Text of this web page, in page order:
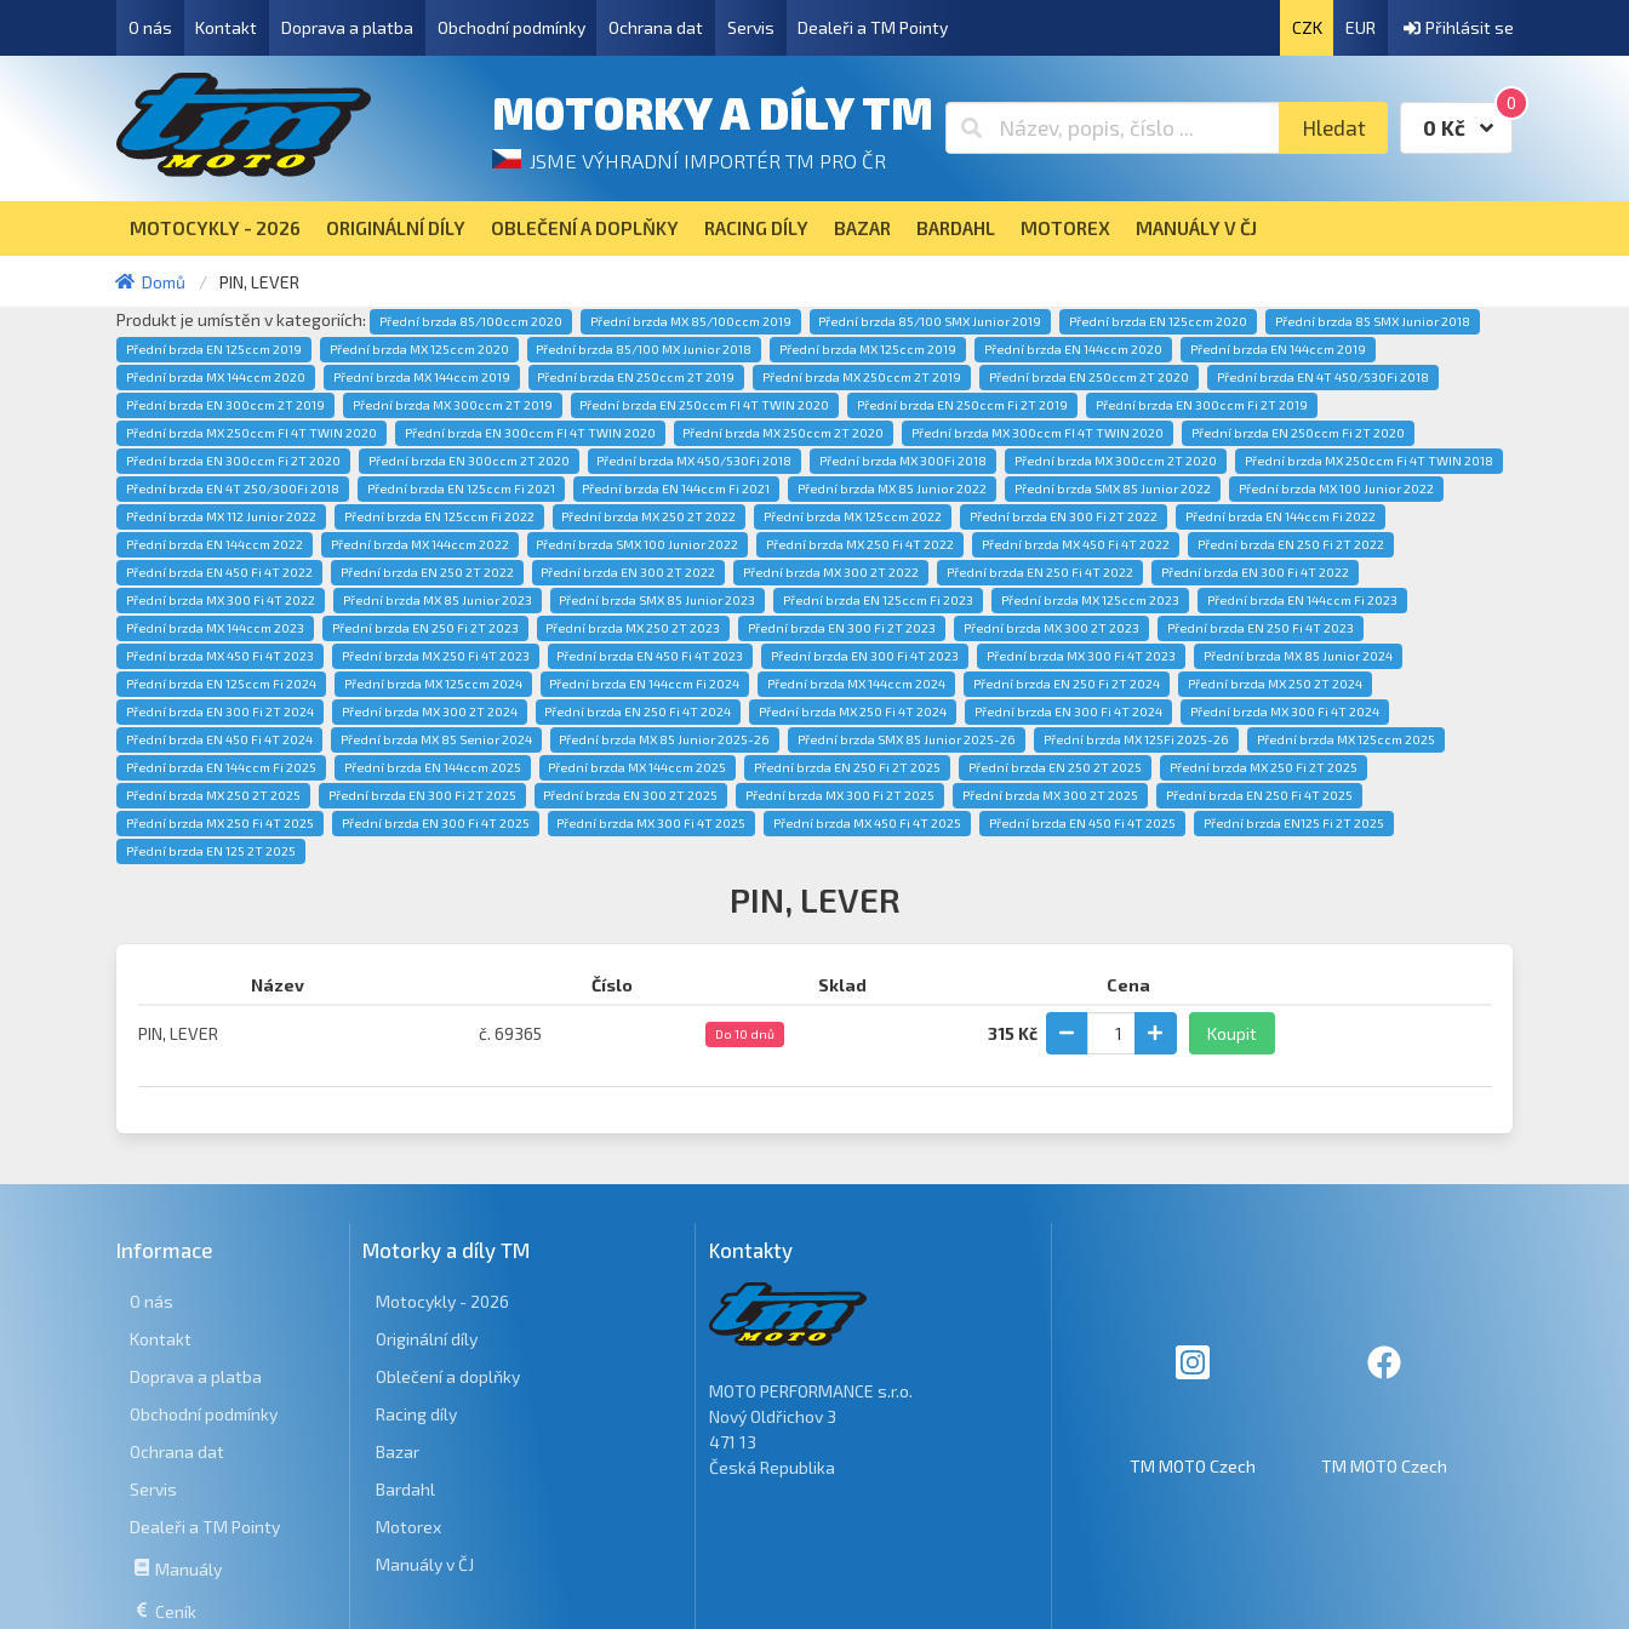
O nás Kontakt Doprava a platba Obchodní podmínky Ochrana dat Servis Dealeři a TM Pointy CZK EUR Přihlásit se
MOTORKY A DÍLY TM
JSME VÝHRADNÍ IMPORTÉR TM PRO ČR
Hledat
0
0 Kč
MOTOCYKLY - 2026 ORIGINÁLNÍ DÍLY OBLEČENÍ A DOPLŇKY RACING DÍLY BAZAR BARDAHL MOTOREX MANUÁLY V ČJ
Domů
PIN, LEVER
Produkt je umístěn v kategoriích:
Přední brzda 85/100ccm 2020 Přední brzda MX 85/100ccm 2019 Přední brzda 85/100 SMX Junior 2019 Přední brzda EN 125ccm 2020
Přední brzda 85 SMX Junior 2018
Přední brzda EN 125ccm 2019
Přední brzda MX 125ccm 2020 Přední brzda 85/100 MX Junior 2018 Přední brzda MX 125ccm 2019 Přední brzda EN 144ccm 2020
Přední brzda EN 144ccm 2019
Přední brzda MX 144ccm 2020
Přední brzda MX 144ccm 2019 Přední brzda EN 250ccm 2T 2019 Přední brzda MX 250ccm 2T 2019 Přední brzda EN 250ccm 2T 2020
Přední brzda EN 4T 450/530Fi 2018
Přední brzda EN 300ccm 2T 2019
Přední brzda MX 300ccm 2T 2019 Přední brzda EN 250ccm FI 4T TWIN 2020 Přední brzda EN 250ccm Fi 2T 2019
Přední brzda EN 300ccm Fi 2T 2019
Přední brzda MX 250ccm FI 4T TWIN 2020
Přední brzda EN 300ccm FI 4T TWIN 2020 Přední brzda MX 250ccm 2T 2020 Přední brzda MX 300ccm FI 4T TWIN 2020
Přední brzda EN 250ccm Fi 2T 2020
Přední brzda EN 300ccm Fi 2T 2020
Přední brzda EN 300ccm 2T 2020 Přední brzda MX 450/530Fi 2018 Přední brzda MX 300Fi 2018 Přední brzda MX 300ccm 2T 2020
Přední brzda MX 250ccm Fi 4T TWIN 2018
Přední brzda EN 4T 250/300Fi 2018
Přední brzda EN 125ccm Fi 2021 Přední brzda EN 144ccm Fi 2021 Přední brzda MX 85 Junior 2022 Přední brzda SMX 85 Junior 2022
Přední brzda MX 100 Junior 2022
Přední brzda MX 112 Junior 2022
Přední brzda EN 125ccm Fi 2022 Přední brzda MX 250 2T 2022 Přední brzda MX 125ccm 2022 Přední brzda EN 300 Fi 2T 2022
Přední brzda EN 144ccm Fi 2022
Přední brzda EN 144ccm 2022
Přední brzda MX 144ccm 2022 Přední brzda SMX 100 Junior 2022 Přední brzda MX 250 Fi 4T 2022 Přední brzda MX 450 Fi 4T 2022
Přední brzda EN 250 Fi 2T 2022
Přední brzda EN 450 Fi 4T 2022
Přední brzda EN 250 2T 2022 Přední brzda EN 300 2T 2022 Přední brzda MX 300 2T 2022 Přední brzda EN 250 Fi 4T 2022
Přední brzda EN 300 Fi 4T 2022
Přední brzda MX 300 Fi 4T 2022
Přední brzda MX 85 Junior 2023 Přední brzda SMX 85 Junior 2023 Přední brzda EN 125ccm Fi 2023 Přední brzda MX 125ccm 2023
Přední brzda EN 144ccm Fi 2023
Přední brzda MX 144ccm 2023
Přední brzda EN 250 Fi 2T 2023 Přední brzda MX 250 2T 2023 Přední brzda EN 300 Fi 2T 2023 Přední brzda MX 300 2T 2023
Přední brzda EN 250 Fi 4T 2023
Přední brzda MX 450 Fi 4T 2023
Přední brzda MX 250 Fi 4T 2023 Přední brzda EN 450 Fi 4T 2023 Přední brzda EN 300 Fi 4T 2023 Přední brzda MX 300 Fi 4T 2023
Přední brzda MX 85 Junior 2024
Přední brzda EN 125ccm Fi 2024
Přední brzda MX 125ccm 2024 Přední brzda EN 144ccm Fi 2024 Přední brzda MX 144ccm 2024 Přední brzda EN 250 Fi 2T 2024
Přední brzda MX 250 2T 2024
Přední brzda EN 300 Fi 2T 2024
Přední brzda MX 300 2T 2024 Přední brzda EN 250 Fi 4T 2024 Přední brzda MX 250 Fi 4T 2024 Přední brzda EN 300 Fi 4T 2024
Přední brzda MX 300 Fi 4T 2024
Přední brzda EN 450 Fi 4T 2024
Přední brzda MX 85 Senior 2024 Přední brzda MX 85 Junior 2025-26 Přední brzda SMX 85 Junior 2025-26 Přední brzda MX 125Fi 2025-26
Přední brzda MX 125ccm 2025
Přední brzda EN 144ccm Fi 2025
Přední brzda EN 144ccm 2025 Přední brzda MX 144ccm 2025 Přední brzda EN 250 Fi 2T 2025 Přední brzda EN 250 2T 2025
Přední brzda MX 250 Fi 2T 2025
Přední brzda MX 250 2T 2025
Přední brzda EN 300 Fi 2T 2025 Přední brzda EN 300 2T 2025 Přední brzda MX 300 Fi 2T 2025 Přední brzda MX 300 2T 2025
Přední brzda EN 250 Fi 4T 2025
Přední brzda MX 250 Fi 4T 2025
Přední brzda EN 300 Fi 4T 2025 Přední brzda MX 300 Fi 4T 2025 Přední brzda MX 450 Fi 4T 2025 Přední brzda EN 450 Fi 4T 2025
Přední brzda EN125 Fi 2T 2025
Přední brzda EN 125 2T 2025
PIN, LEVER
Název Číslo Sklad Cena
PIN, LEVER č. 69365 Do 10 dnů 315 Kč Koupit
Informace
O nás
Kontakt
Doprava a platba
Obchodní podmínky
Ochrana dat
Servis
Dealeři a TM Pointy
Manuály
Ceník
Motorky a díly TM
Motocykly - 2026
Originální díly
Oblečení a doplňky
Racing díly
Bazar
Bardahl
Motorex
Manuály v ČJ
Kontakty
MOTO PERFORMANCE s.r.o.
Nový Oldřichov 3
471 13
Česká Republika
TM MOTO Czech TM MOTO Czech